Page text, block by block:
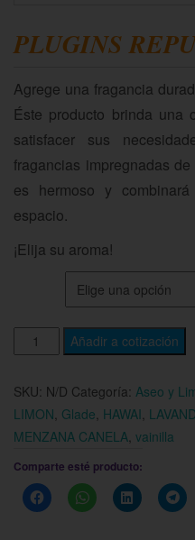
PLUGINS
Agrege una fragancia
Éste producto brinda una
satisfacer sus
fragancias impregnadas
es hermoso y
espacio.
¡Elija su aroma!
Añadir a cotización
SKU: N/D Categoría: Aseo y
LIMON, Glade, HAWAI,
MENZANA CANELA, vainilla
Comparte esté producto:
Haz
clic
Haz
clic
Haz
clic
Haz
clic